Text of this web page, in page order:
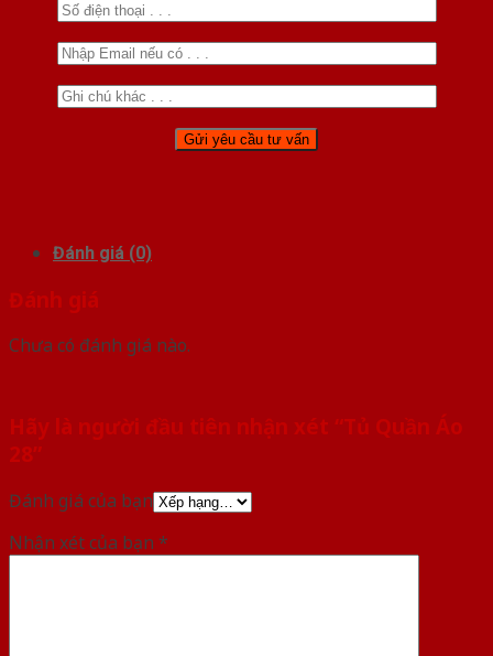
Đánh giá (0)
Đánh giá
Chưa có đánh giá nào.
Hãy là người đầu tiên nhận xét “Tủ Quần Áo
28”
Đánh giá của bạn
Nhận xét của bạn *